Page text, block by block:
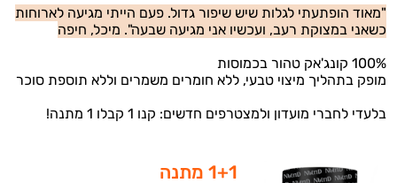
"מאוד הופתעתי לגלות שיש שיפור גדול. פעם הייתי מגיעה לארוחות
כשאני במצוקת רעב, ועכשיו אני מגיעה שבעה". מיכל, חיפה
100% קונג'אק טהור בכמוסות
מופק בתהליך מיצוי טבעי, ללא חומרים משמרים וללא תוספת סוכר
בלעדי לחברי מועדון ולמצטרפים חדשים: קנו 1 קבלו 1 מתנה!
1+1 מתנה